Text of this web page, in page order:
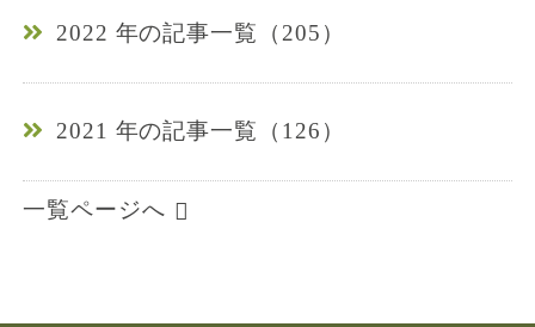
2022 年の記事一覧（205）
2021 年の記事一覧（126）
一覧ページへ